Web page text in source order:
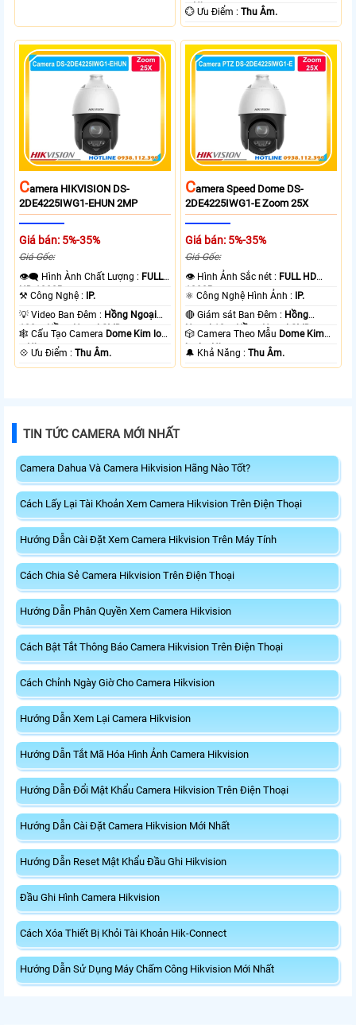
+ Nhựa.
️💮 Ưu Điểm :Thu Âm.
CAmera HIKVISION DS-
2DE4225IWG1-EHUN 2MP
Giá bán: 5%-35%
Giá Gốc:
👁️‍🗨 Hình Ành Chất Lượng : FULL
HD 1080P .
⚒ Công Nghệ :
IP.
💡 Video Ban Đêm : Hồng Ngoại
100m Hồng Ngoại SMD.
🕸️ Cấu Tạo Camera Dome Kim loại
+ Nhựa.
️💠 Ưu Điểm :Thu Âm.
CAmera Speed Dome DS-
2DE4225IWG1-E Zoom 25X
Giá bán: 5%-35%
Giá Gốc:
👁 Hình Ảnh Sắc nét : FULL HD
1080P .
⚛️ Công Nghệ Hình Ảnh :
IP.
🔴 Giám sát Ban Đêm : Hồng
Ngoại 10m Hồng Ngoại SMD.
🎲 Camera Theo Mẫu Dome Kim
loại + Nhựa.
️🔔 Khả Năng :Thu Âm.
TIN TỨC CAMERA MỚI NHẤT
Camera Dahua Và Camera Hikvision Hãng Nào Tốt?
Cách Lấy Lại Tài Khoản Xem Camera Hikvision Trên Điện Thoại
Hướng Dẫn Cài Đặt Xem Camera Hikvision Trên Máy Tính
Cách Chia Sẻ Camera Hikvision Trên Điện Thoại
Hướng Dẫn Phân Quyền Xem Camera Hikvision
Cách Bật Tắt Thông Báo Camera Hikvision Trên Điện Thoại
Cách Chỉnh Ngày Giờ Cho Camera Hikvision
Hướng Dẫn Xem Lại Camera Hikvision
Hướng Dẫn Tắt Mã Hóa Hình Ảnh Camera Hikvision
Hướng Dẫn Đổi Mật Khẩu Camera Hikvision Trên Điện Thoại
Hướng Dẫn Cài Đặt Camera Hikvision Mới Nhất
Hướng Dẫn Reset Mật Khẩu Đầu Ghi Hikvision
Đầu Ghi Hình Camera Hikvision
Cách Xóa Thiết Bị Khỏi Tài Khoản Hik-Connect
Hướng Dẫn Sử Dụng Máy Chấm Công Hikvision Mới Nhất